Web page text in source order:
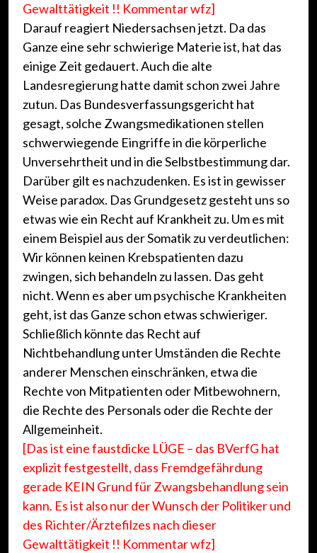
Gewalttätigkeit !! Kommentar wfz]
Darauf reagiert Niedersachsen jetzt. Da das
Ganze eine sehr schwierige Materie ist, hat das
einige Zeit gedauert. Auch die alte
Landesregierung hatte damit schon zwei Jahre
zutun. Das Bundesverfassungsgericht hat
gesagt, solche Zwangsmedikationen stellen
schwerwiegende Eingriffe in die körperliche
Unversehrtheit und in die Selbstbestimmung dar.
Darüber gilt es nachzudenken. Es ist in gewisser
Weise paradox. Das Grundgesetz gesteht uns so
etwas wie ein Recht auf Krankheit zu. Um es mit
einem Beispiel aus der Somatik zu verdeutlichen:
Wir können keinen Krebspatienten dazu
zwingen, sich behandeln zu lassen. Das geht
nicht. Wenn es aber um psychische Krankheiten
geht, ist das Ganze schon etwas schwieriger.
Schließlich könnte das Recht auf
Nichtbehandlung unter Umständen die Rechte
anderer Menschen einschränken, etwa die
Rechte von Mitpatienten oder Mitbewohnern,
die Rechte des Personals oder die Rechte der
Allgemeinheit.
[Das ist eine faustdicke LÜGE – das BVerfG hat
explizit festgestellt, dass Fremdgefährdung
gerade KEIN Grund für Zwangsbehandlung sein
kann. Es ist also nur der Wunsch der Politiker und
des Richter/Ärztefilzes nach dieser
Gewalttätigkeit !! Kommentar wfz]